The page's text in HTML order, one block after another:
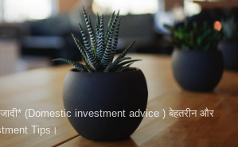
(Domestic investment advice ) बेहतरीन और
Tips।